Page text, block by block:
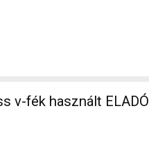
v-fék használt ELADÓ